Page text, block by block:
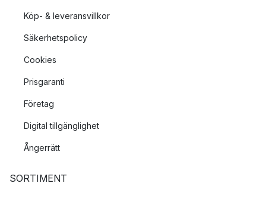
Köp- & leveransvillkor
Säkerhetspolicy
Cookies
Prisgaranti
Företag
Digital tillgänglighet
Ångerrätt
SORTIMENT